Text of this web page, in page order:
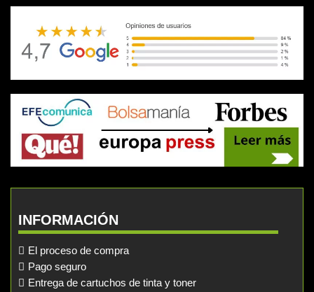
INFORMACIÓN
El proceso de compra
Pago seguro
Entrega de cartuchos de tinta y toner